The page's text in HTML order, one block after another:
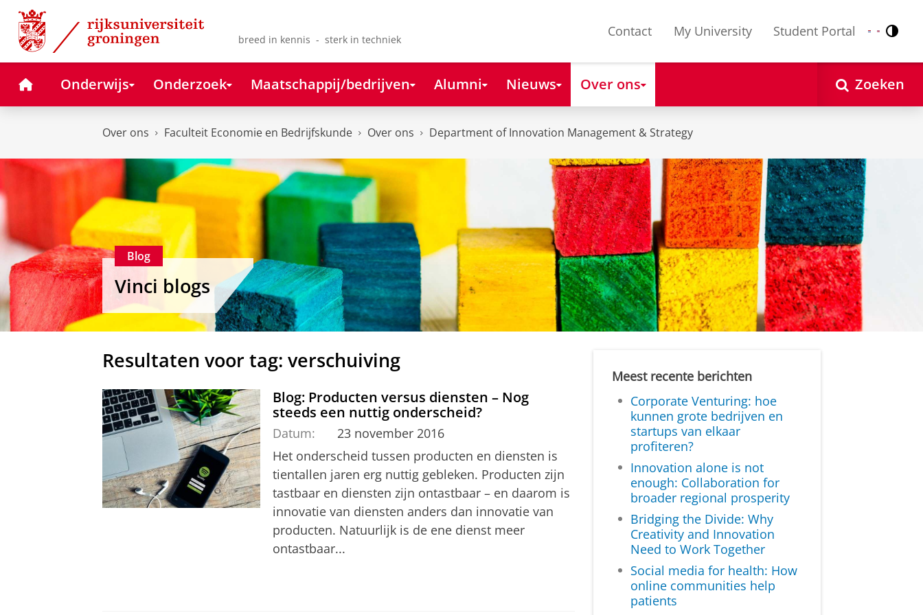
Skip
Content
Skip
Navigation
breed in kennis - sterk in techniek
Contact My University Student Portal Nederlands
English
HomeOnderwijs Onderzoek Maatschappij/bedrijven Alumni Nieuws Over ons Zoeken
Over ons Faculteit Economie en Bedrijfskunde Over ons Department of Innovation Management & Strategy
Blog
Vinci blogs
Resultaten voor tag: verschuiving
Blog: Producten versus diensten – Nog
steeds een nuttig onderscheid?
Datum:
23 november 2016
Het onderscheid tussen producten en diensten is
tientallen jaren erg nuttig gebleken. Producten zijn
tastbaar en diensten zijn ontastbaar – en daarom is
innovatie van diensten anders dan innovatie van
producten. Natuurlijk is de ene dienst meer
ontastbaar...
Meest recente berichten
Corporate Venturing: hoe
kunnen grote bedrijven en
startups van elkaar
profiteren?
Innovation alone is not
enough: Collaboration for
broader regional prosperity
Bridging the Divide: Why
Creativity and Innovation
Need to Work Together
Social media for health: How
online communities help
patients